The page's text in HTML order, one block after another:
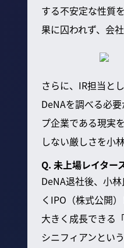
する不安定な性質
果に囚われず、会
さらに、IR担当と
DeNAを調べる必
プ企業である現実
しない厳しさを小
Q. 未上場レイター
DeNA退社後、小
くIPO（株式公開
大きく成長できる
シニフィアンとい